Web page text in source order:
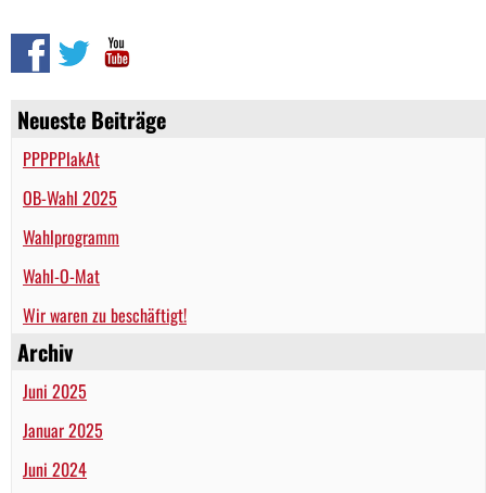
Neueste Beiträge
PPPPPlakAt
OB-Wahl 2025
Wahlprogramm
Wahl-O-Mat
Wir waren zu beschäftigt!
Archiv
Juni 2025
Januar 2025
Juni 2024